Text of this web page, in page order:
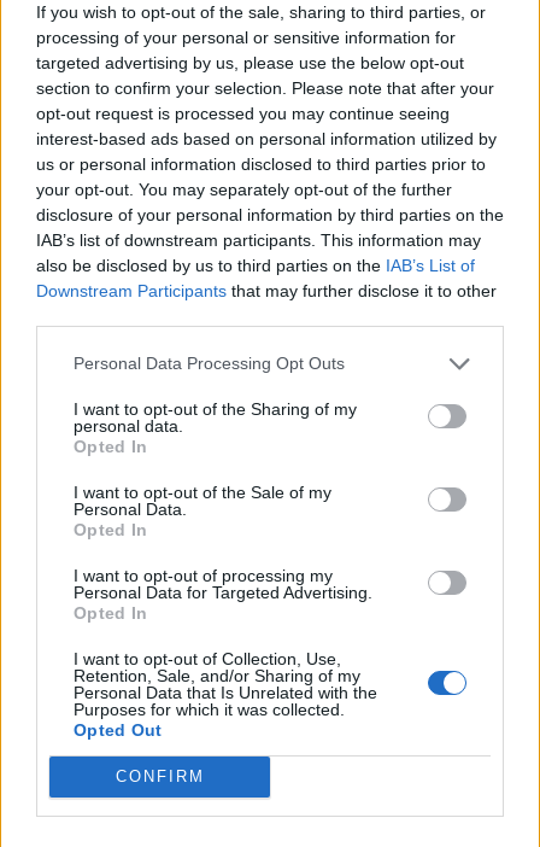
If you wish to opt-out of the sale, sharing to third parties, or
processing of your personal or sensitive information for
targeted advertising by us, please use the below opt-out
section to confirm your selection. Please note that after your
opt-out request is processed you may continue seeing
interest-based ads based on personal information utilized by
us or personal information disclosed to third parties prior to
your opt-out. You may separately opt-out of the further
disclosure of your personal information by third parties on the
IAB’s list of downstream participants. This information may
also be disclosed by us to third parties on the IAB’s List of
Downstream Participants that may further disclose it to other
Personal Data Processing Opt Outs
I want to opt-out of the Sharing of my
personal data.
Opted In
I want to opt-out of the Sale of my
Personal Data.
Opted In
I want to opt-out of processing my
Personal Data for Targeted Advertising.
Opted In
I want to opt-out of Collection, Use,
Retention, Sale, and/or Sharing of my
Personal Data that Is Unrelated with the
Purposes for which it was collected.
Opted Out
CONFIRM
πρόχειρων νομοθετικών παρεμβάσεων. Ενδεικτικό
είναι το παράδειγμα του Κώδικα Πολιτικής
Δικονομίας, όπως εν προκειμένω, (αλλά και των
υπόλοιπων κωδίκων ειδικά του Ποινικού κώδικα), ο
οποίος, ενώ θα έπρεπε να λειτουργεί ως ένα
σταθερό, προβλέψιμο και ισορροπημένο
ρυθμιστικό πλαίσιο για την πολιτική δίκη, έχει
μετατραπεί σε ένα νομοθέτημα που αλλάζει συχνά,
χωρίς ουσιαστική διαβούλευση, χωρίς επαρκή
τεκμηρίωση, και χωρίς προηγούμενη αξιολόγηση-
προηγούμενων αλλαγών.
Μέχρι σήμερα, έχουν επέλθει αλλαγές τα έτη 2020,
2021, 2022, 2023 και 2024. Έτσι ο ΚΠολΔ έχει γίνει
Αυτό το συνεχές «ράβε-ξήλωνε» έχει ως
αποτέλεσμα όχι μόνο να αποδυναμώνεται η
ασφάλεια δικαίου, αλλά και να προκαλείται
λειτουργούς όσο και στους δικηγόρους και τους
πολίτες. Η έλλειψη σταθερότητας και
προβλεψιμότητας στο δικονομικό δίκαιο οδηγεί
αναπόφευκτα σε αύξηση της γραφειοκρατίας,
αντιφατικές ερμηνείες και, τελικά, σε ακόμη